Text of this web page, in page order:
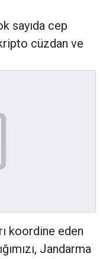
sayıda cep
cüzdan ve
koordine eden
Jandarma